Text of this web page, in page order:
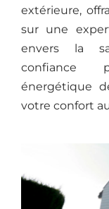
extérieure,
sur une
envers la
confiance
énergétique
votre confort